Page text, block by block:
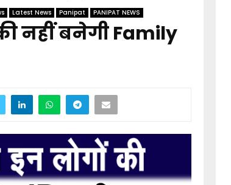
Latest News Panipat PANIPAT NEWS
नहीं बनेगी Family